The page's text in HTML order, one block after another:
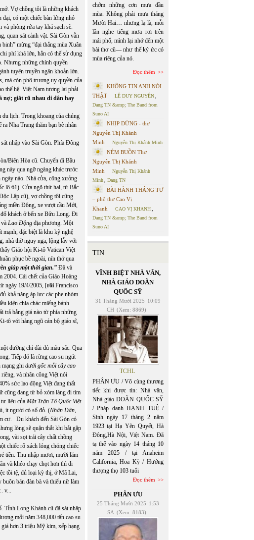
Vợ chồng tôi là những khách
đại, có một chiếc bàn lửng nhỏ
và phòng rửa tay khá sạch sẽ.
quan sát cảnh vật. Sài Gòn vẫn
binh” mừng “đại thắng mùa Xuân
phí khá lớn, hẳn có thể sử dụng
Nhưng những chính quyền
tuyên truyền ngân khoản lớn.
mà còn phô trương uy quyền của
thế hệ Việt Nam tương lai phải
nợ; giắt rü nhau di dân hay
lịch. Trong khoang của chúng
Nha Trang thăm bạn bè nhân
nhập vào Sài Gòn. Phía Đông
Biên Hòa cũ. Chuyến đi Bầu
này qua ngỡ ngàng khác trước
ngày nào. Nhà cửa, công xưởng
lộ 61). Cửa ngõ thứ hai, từ Bắc
Lập cũ), vợ chồng tôi cũng
miền Đông, xe vượt cầu Mới,
khách ở bến xe Bửu Long. Đi
và Lao Động địa phương. Một
đặc biệt là khu kỹ nghệ
nhà thờ nguy nga, lộng lẫy với
Giáo hội Ki-tô Vatican Việt
phục bề ngoài, nín thở qua
giúp một thời gian.” Đã và
2004. Cái chết của Giáo Hoàng
ngày 19/4/2005, [rồi Francisco
khả năng áp lực các phe nhóm
kiện chia chác miếng bánh
trả bằng giá nào từ phía những
tô với hàng ngũ cán bộ giáo sĩ,
đường chỉ dài đủ màu sắc. Qua
Tiếp đó là rừng cao su ngút
mạng ghi dưới gốc mỗi cây cao
và nhân công Việt nói
sức lao động Việt đang thất
cũng đang từ bỏ xóm làng đi tìm
liêu của Mặt Trận Tổ Quốc Việt
ít người có sổ đỏ. (Nhân Dân,
cư. Du khách đến Sài Gòn có
lòng sẽ quặn thắt khi bắt gặp
vài sọt trái cây chất chồng
chiếc rổ xách lỏng chỏng chiếc
tiền. Thu nhập mươi, mười lăm
và khéo chạy chọt hơn thì đi
tồi tệ, đủ loại kỳ thị, ở Mã Lai,
bán đàn bà và thiếu nữ làm
v...
Tỉnh Long Khánh cũ đã sát nhập
mỗi năm 348,000 tấn cao su
hơn 3 triệu Mỹ kim, xếp hạng
chớm những cơn mưa đầu
mùa. Không phải mưa tháng
Mười Hai… nhưng lạ là, mỗi
lần nghe tiếng mưa rơi trên
mái phố, mình lại nhớ đến một
bài thơ cũ— như thể ký ức có
mùa riêng của nó.
Đọc thêm
KHÔNG TIN ANH NÓI
THẬT
LÊ DUY NGUYÊN
Dang TN &amp; The Band from
Suno AI
NHỊP DỪNG - thơ
Nguyễn Thị Khánh
Minh
Nguyễn Thị Khánh Minh
NÉM BUỒN Thơ
Nguyễn Thị Khánh
Minh
Nguyễn Thị Khánh
Minh
Dang TN
BÀI HÀNH THÁNG TƯ
– phổ thơ Cao Vị
Khanh
CAO VỊ KHANH
Dang TN &amp; The Band from
Suno AI
TIN
VĨNH BIỆT NHÀ VĂN,
NHÀ GIÁO DOÃN
QUỐC SỸ
31 Tháng Mười 2025 10:09
CH (Xem: 8869)
TCHL
PHÂN ƯU / Vô cùng thương
tiếc khi được tin: Nhà văn,
Nhà giáo DOÃN QUỐC SỸ
/ Pháp danh HẠNH TUỆ /
Sinh ngày 17 tháng 2 năm
1923 tại Hạ Yên Quyết, Hà
Đông,Hà Nội, Việt Nam. Đã
tạ thế vào ngày 14 tháng 10
năm 2025 / tại Anaheim
California, Hoa Kỳ / Hưởng
thượng thọ 103 tuổi
Đọc thêm
PHÂN ƯU
25 Tháng Mười 2025 1:53
SA (Xem: 8183)